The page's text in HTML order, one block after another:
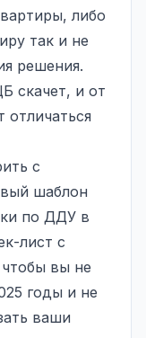
либо
так и не
решения.
скачет, и от
с
шаблон
по ДДУ в
лист с
вы не
годы и не
ваши